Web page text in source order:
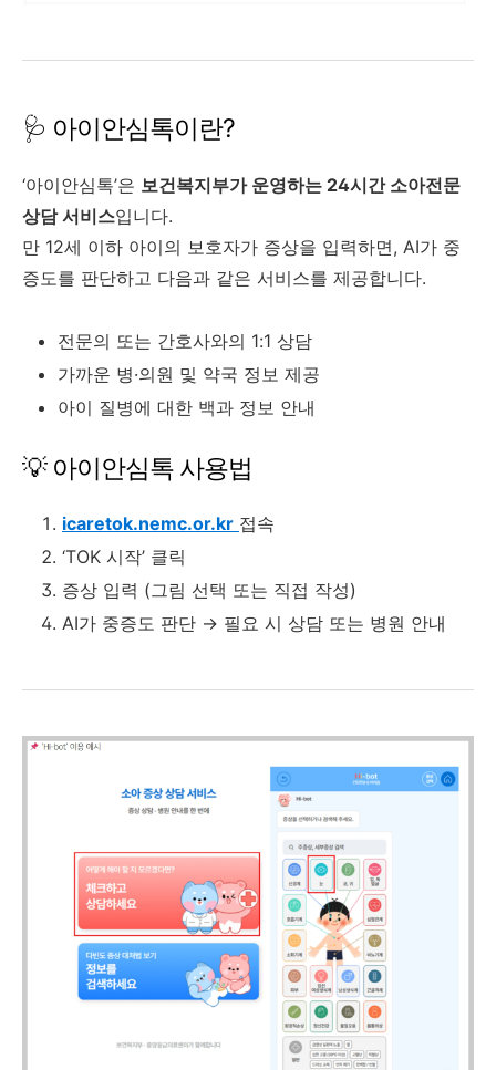
🩺 아이안심톡이란?
‘아이안심톡’은 보건복지부가 운영하는 24시간 소아전문
상담 서비스입니다.
만 12세 이하 아이의 보호자가 증상을 입력하면, AI가 중
증도를 판단하고 다음과 같은 서비스를 제공합니다.
전문의 또는 간호사와의 1:1 상담
가까운 병·의원 및 약국 정보 제공
아이 질병에 대한 백과 정보 안내
💡 아이안심톡 사용법
icaretok.nemc.or.kr 접속
‘TOK 시작’ 클릭
증상 입력 (그림 선택 또는 직접 작성)
AI가 중증도 판단 → 필요 시 상담 또는 병원 안내